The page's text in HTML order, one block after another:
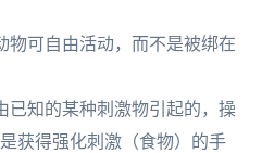
物可自由活动，而不是被绑在
已知的某种刺激物引起的，操
获得强化刺激（食物）的手